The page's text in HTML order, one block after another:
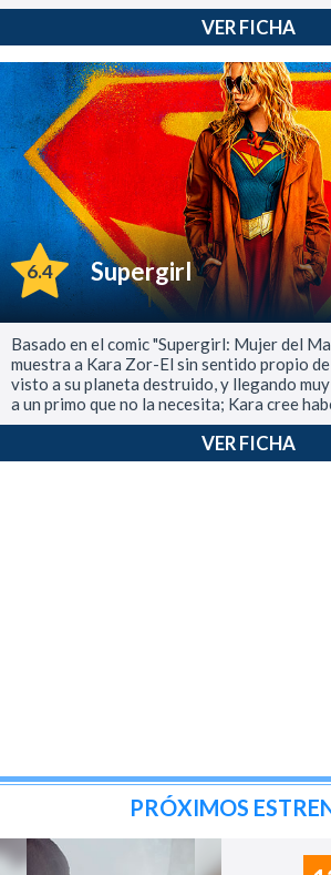
VER FICHA
6.4 Supergirl
Basado en el comic "Supergirl: Mujer del
muestra a Kara Zor-El sin sentido propio
visto a su planeta destruido, y llegando
a un primo que no la necesita; Kara cree
VER FICHA
PRÓXIMOS